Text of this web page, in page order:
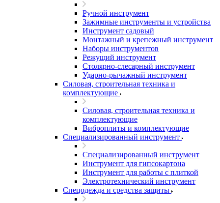
Ручной инструмент
Зажимные инструменты и устройства
Инструмент садовый
Монтажный и крепежный инструмент
Наборы инструментов
Режущий инструмент
Столярно-слесарный инструмент
Ударно-рычажный инструмент
Силовая, строительная техника и
комплектующие
Силовая, строительная техника и
комплектующие
Виброплиты и комплектующие
Специализированный инструмент
Специализированный инструмент
Инструмент для гипсокартона
Инструмент для работы с плиткой
Электротехнический инструмент
Спецодежда и средства защиты